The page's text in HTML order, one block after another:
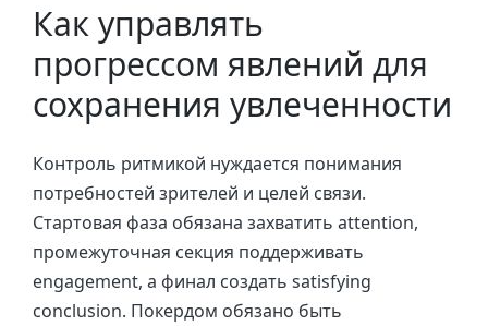
Как управлять
прогрессом явлений для
сохранения увлеченности
Контроль ритмикой нуждается понимания
потребностей зрителей и целей связи.
Стартовая фаза обязана захватить attention,
промежуточная секция поддерживать
engagement, а финал создать satisfying
conclusion. Покердом обязано быть